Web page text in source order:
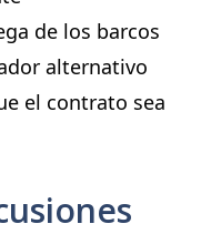
de los barcos
alternativo
el contrato sea